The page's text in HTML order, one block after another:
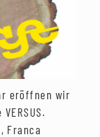
eröffnen wir
Franca